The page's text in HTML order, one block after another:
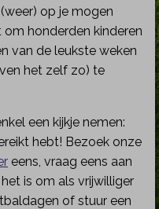
op je mogen
om honderden kinderen
van de leukste weken
het zelf zo) te
een kijkje nemen:
hebt! Bezoek onze
eens, vraag eens aan
is om als vrijwilliger
of stuur een